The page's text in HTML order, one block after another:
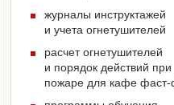
журналы инструктажей
и учета огнетушителей
расчет огнетушителей
и порядок действий при
пожаре для кафе